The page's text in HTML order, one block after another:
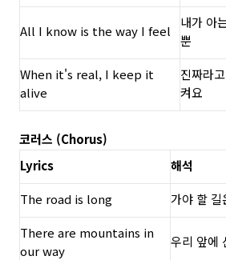
All I know is the way I feel
내가 아
뿐
When it's real, I keep it
alive
진짜라
켜요
코러스 (Chorus)
Lyrics
해석
The road is long
가야 할 길
There are mountains in
our way
우리 앞에